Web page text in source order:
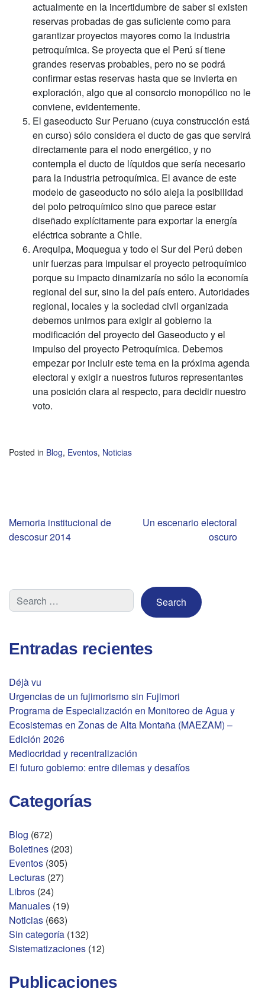
actualmente en la incertidumbre de saber si existen
reservas probadas de gas suficiente como para
garantizar proyectos mayores como la industria
petroquímica. Se proyecta que el Perú sí tiene
grandes reservas probables, pero no se podrá
confirmar estas reservas hasta que se invierta en
exploración, algo que al consorcio monopólico no le
conviene, evidentemente.
El gaseoducto Sur Peruano (cuya construcción está
en curso) sólo considera el ducto de gas que servirá
directamente para el nodo energético, y no
contempla el ducto de líquidos que sería necesario
para la industria petroquímica. El avance de este
modelo de gaseoducto no sólo aleja la posibilidad
del polo petroquímico sino que parece estar
diseñado explícitamente para exportar la energía
eléctrica sobrante a Chile.
Arequipa, Moquegua y todo el Sur del Perú deben
unir fuerzas para impulsar el proyecto petroquímico
porque su impacto dinamizaría no sólo la economía
regional del sur, sino la del país entero. Autoridades
regional, locales y la sociedad civil organizada
debemos unirnos para exigir al gobierno la
modificación del proyecto del Gaseoducto y el
impulso del proyecto Petroquímica. Debemos
empezar por incluir este tema en la próxima agenda
electoral y exigir a nuestros futuros representantes
una posición clara al respecto, para decidir nuestro
voto.
Posted in Blog, Eventos, Noticias
Navegación
Memoria institucional de
descosur 2014
Un escenario electoral
oscuro
Entradas recientes
Déjà vu
Urgencias de un fujimorismo sin Fujimori
Programa de Especialización en Monitoreo de Agua y
Ecosistemas en Zonas de Alta Montaña (MAEZAM) –
Edición 2026
Mediocridad y recentralización
El futuro gobierno: entre dilemas y desafíos
Categorías
Blog (672)
Boletines (203)
Eventos (305)
Lecturas (27)
Libros (24)
Manuales (19)
Noticias (663)
Sin categoría (132)
Sistematizaciones (12)
Publicaciones